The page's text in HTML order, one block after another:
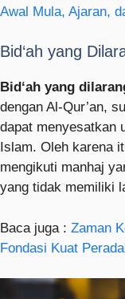
Awal Mula, Ajaran,
Bid‘ah yang
Bid‘ah yang
dengan Al-Qur’an,
dapat menyesatkan
Islam. Oleh karena
mengikuti manhaj
yang tidak memiliki
Baca juga : Zaman
Fondasi Kuat